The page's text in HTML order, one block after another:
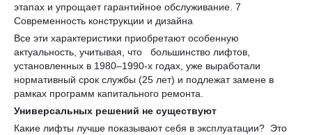
этапах и упрощает гарантийное обслуживание. 7
Современность конструкции и дизайна
Все эти характеристики приобретают особенную
актуальность, учитывая, что большинство лифтов,
установленных в 1980–1990-х годах, уже выработали
нормативный срок службы (25 лет) и подлежат замене в
рамках программ капитального ремонта.
Универсальных решений не существуют
Какие лифты лучше показывают себя в эксплуатации? Это